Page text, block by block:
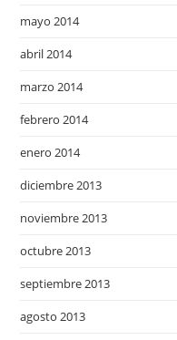
mayo 2014
abril 2014
marzo 2014
febrero 2014
enero 2014
diciembre 2013
noviembre 2013
octubre 2013
septiembre 2013
agosto 2013